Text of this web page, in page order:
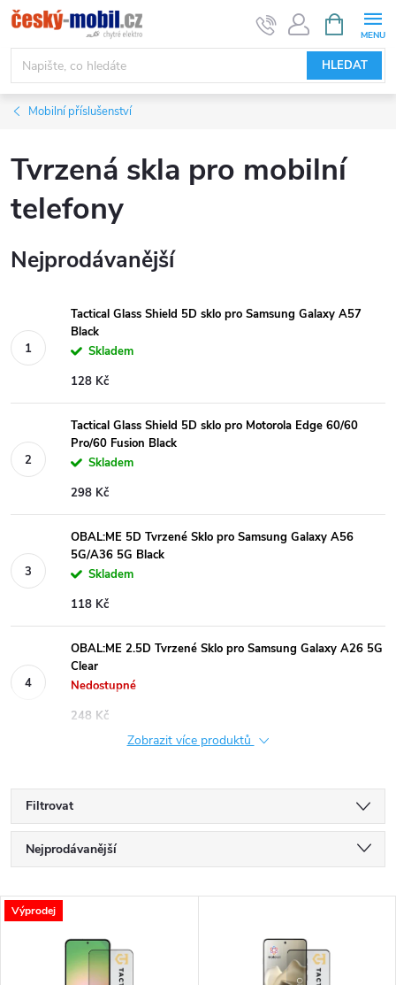
Přejít
na
obsah
HLEDAT
NÁKUPNÍ
KOŠÍK
Mobilní příslušenství
Tvrzená skla pro mobilní
telefony
Nejprodávanější
Tactical Glass Shield 5D sklo pro Samsung Galaxy A57
Black
Skladem
128 Kč
Tactical Glass Shield 5D sklo pro Motorola Edge 60/60
Pro/60 Fusion Black
Skladem
298 Kč
OBAL:ME 5D Tvrzené Sklo pro Samsung Galaxy A56
5G/A36 5G Black
Skladem
118 Kč
OBAL:ME 2.5D Tvrzené Sklo pro Samsung Galaxy A26 5G
Clear
Nedostupné
248 Kč
Zobrazit více produktů
Filtrovat
Ř
a
Nejprodávanější
Nejdražší
Abecedně
V
Výprodej